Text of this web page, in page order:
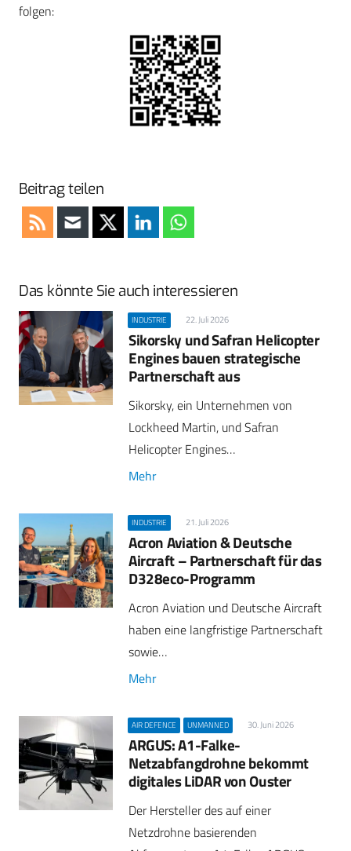
folgen:
Beitrag teilen
Das könnte Sie auch interessieren
INDUSTRIE 22. Juli 2026
Sikorsky und Safran Helicopter
Engines bauen strategische
Partnerschaft aus
Sikorsky, ein Unternehmen von
Lockheed Martin, und Safran
Helicopter Engines…
Mehr
INDUSTRIE 21. Juli 2026
Acron Aviation & Deutsche
Aircraft – Partnerschaft für das
D328eco-Programm
Acron Aviation und Deutsche Aircraft
haben eine langfristige Partnerschaft
sowie…
Mehr
AIR DEFENCE UNMANNED 30. Juni 2026
ARGUS: A1-Falke-
Netzabfangdrohne bekommt
digitales LiDAR von Ouster
Der Hersteller des auf einer
Netzdrohne basierenden